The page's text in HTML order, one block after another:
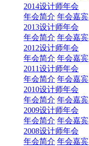
2014设计师年会
年会简介 年会嘉宾
2013设计师年会
年会简介 年会嘉宾
2012设计师年会
年会简介 年会嘉宾
2011设计师年会
年会简介 年会嘉宾
2010设计师年会
年会简介 年会嘉宾
2009设计师年会
年会简介 年会嘉宾
2008设计师年会
年会简介 年会嘉宾